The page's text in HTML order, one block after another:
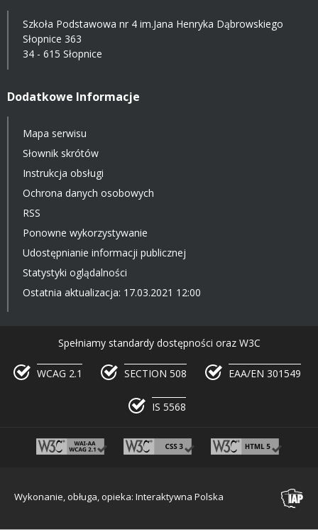
Szkoła Podstawowa nr 4 im.Jana Henryka Dąbrowskiego
Słopnice 363
34 - 615 Słopnice
Dodatkowe Informacje
Mapa serwisu
Słownik skrótów
Instrukcja obsługi
Ochrona danych osobowych
RSS
Ponowne wykorzystywanie
Udostępnianie informacji publicznej
Statystyki oglądalności
Ostatnia aktualizacja: 17.03.2021 12:00
Spełniamy standardy dostępności oraz W3C
WCAG 2.1 SECTION 508 EAA/EN 301549
IS 5568
Wykonanie, obługa, opieka: Interaktywna Polska